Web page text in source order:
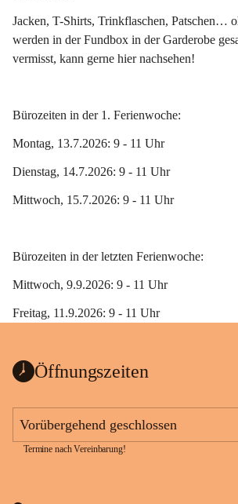
Jacken, T-Shirts, Trinkflaschen, Patschen…
werden in der Fundbox in der Garderobe
vermisst, kann gerne hier nachsehen!
Bürozeiten in der 1. Ferienwoche:
Montag, 13.7.2026: 9 - 11 Uhr
Dienstag, 14.7.2026: 9 - 11 Uhr
Mittwoch, 15.7.2026: 9 - 11 Uhr
Bürozeiten in der letzten Ferienwoche:
Mittwoch, 9.9.2026: 9 - 11 Uhr
Freitag, 11.9.2026: 9 - 11 Uhr
Öffnungszeiten
Vorübergehend geschlossen
Termine nach Vereinbarung!